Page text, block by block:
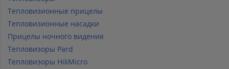
Тепловизионные прицелы
Тепловизионные насадки
Прицелы ночного видения
Тепловизоры Pard
Тепловизоры HikMicro